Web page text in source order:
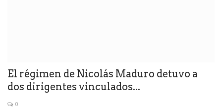
El régimen de Nicolás Maduro detuvo a
dos dirigentes vinculados...
0